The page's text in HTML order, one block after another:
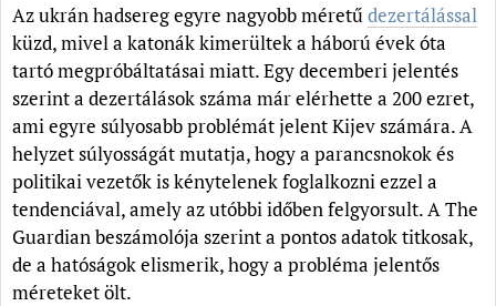
Az ukrán hadsereg egyre nagyobb méretű dezertálással
küzd, mivel a katonák kimerültek a háború évek óta
tartó megpróbáltatásai miatt. Egy decemberi jelentés
szerint a dezertálások száma már elérhette a 200 ezret,
ami egyre súlyosabb problémát jelent Kijev számára. A
helyzet súlyosságát mutatja, hogy a parancsnokok és
politikai vezetők is kénytelenek foglalkozni ezzel a
tendenciával, amely az utóbbi időben felgyorsult. A The
Guardian beszámolója szerint a pontos adatok titkosak,
de a hatóságok elismerik, hogy a probléma jelentős
méreteket ölt.